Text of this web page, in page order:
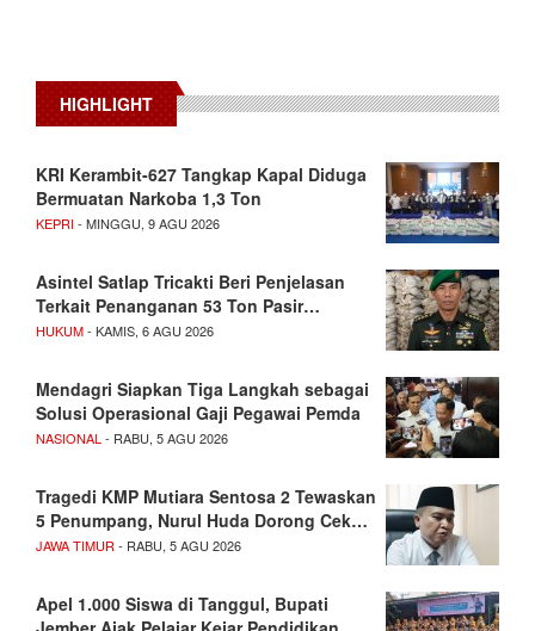
HIGHLIGHT
KRI Kerambit-627 Tangkap Kapal Diduga
Bermuatan Narkoba 1,3 Ton
KEPRI- MINGGU, 9 AGU 2026
Asintel Satlap Tricakti Beri Penjelasan
Terkait Penanganan 53 Ton Pasir…
HUKUM- KAMIS, 6 AGU 2026
Mendagri Siapkan Tiga Langkah sebagai
Solusi Operasional Gaji Pegawai Pemda
NASIONAL - RABU, 5 AGU 2026
Tragedi KMP Mutiara Sentosa 2 Tewaskan
5 Penumpang, Nurul Huda Dorong Cek…
JAWA TIMUR - RABU, 5 AGU 2026
Apel 1.000 Siswa di Tanggul, Bupati